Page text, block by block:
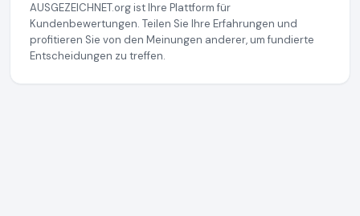
AUSGEZEICHNET.org ist Ihre Plattform für
Kundenbewertungen. Teilen Sie Ihre Erfahrungen und
profitieren Sie von den Meinungen anderer, um fundierte
Entscheidungen zu treffen.